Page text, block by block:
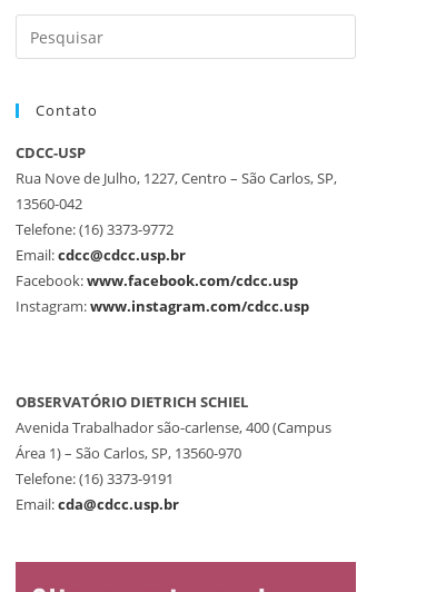
Contato
CDCC-USP
Rua Nove de Julho, 1227, Centro – São Carlos, SP,
13560-042
Telefone: (16) 3373-9772
Email:cdcc@cdcc.usp.br
Facebook:www.facebook.com/cdcc.usp
Instagram:www.instagram.com/cdcc.usp
OBSERVATÓRIO DIETRICH SCHIEL
Avenida Trabalhador são-carlense, 400 (Campus
Área 1) – São Carlos, SP, 13560-970
Telefone: (16) 3373-9191
Email:cda@cdcc.usp.br